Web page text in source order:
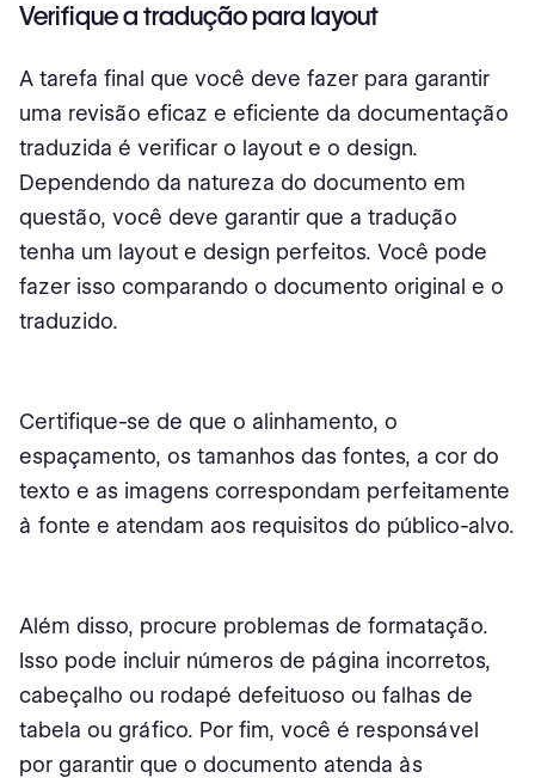
Verifique a tradução para layout
A tarefa final que você deve fazer para garantir
uma revisão eficaz e eficiente da documentação
traduzida é verificar o layout e o design.
Dependendo da natureza do documento em
questão, você deve garantir que a tradução
tenha um layout e design perfeitos. Você pode
fazer isso comparando o documento original e o
traduzido.
Certifique-se de que o alinhamento, o
espaçamento, os tamanhos das fontes, a cor do
texto e as imagens correspondam perfeitamente
à fonte e atendam aos requisitos do público-alvo.
Além disso, procure problemas de formatação.
Isso pode incluir números de página incorretos,
cabeçalho ou rodapé defeituoso ou falhas de
tabela ou gráfico. Por fim, você é responsável
por garantir que o documento atenda às